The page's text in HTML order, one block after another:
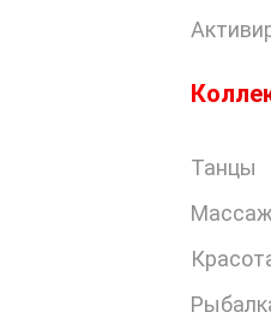
Танцы
Массаж